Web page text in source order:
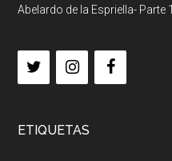
Abelardo de la Espriella- Parte 1
ETIQUETAS